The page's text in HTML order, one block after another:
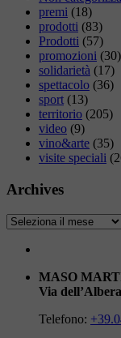
premi (18)
prodotti (83)
Prodotti (57)
promozioni (30)
solidarietà (17)
spettacolo (36)
sport (13)
territorio (205)
video (9)
vino&arte (35)
visite speciali
Archives
Archives
MASO
Via
Telefono: